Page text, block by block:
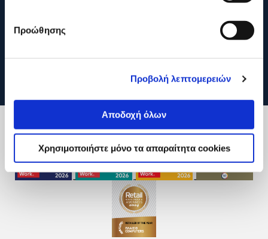
Προώθησης
Προβολή λεπτομερειών
Αποδοχή όλων
Χρησιμοποιήστε μόνο τα απαραίτητα cookies